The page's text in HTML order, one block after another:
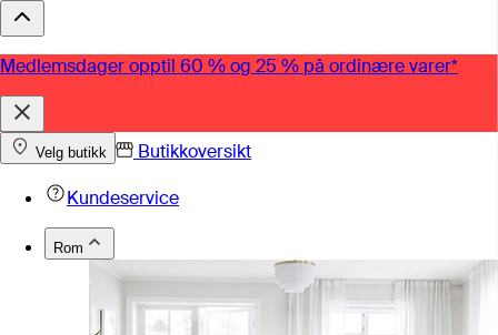
Medlemsdager opptil 60 % og 25 % på ordinære varer*
Velg butikk
Butikkoversikt
Kundeservice
Rom